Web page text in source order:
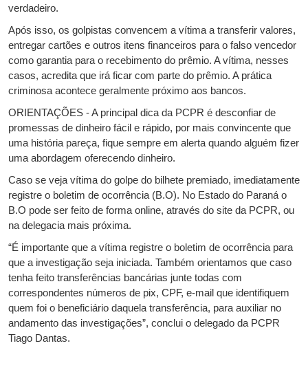
verdadeiro.
Após isso, os golpistas convencem a vítima a transferir valores,
entregar cartões e outros itens financeiros para o falso vencedor
como garantia para o recebimento do prêmio. A vítima, nesses
casos, acredita que irá ficar com parte do prêmio. A prática
criminosa acontece geralmente próximo aos bancos.
ORIENTAÇÕES - A principal dica da PCPR é desconfiar de
promessas de dinheiro fácil e rápido, por mais convincente que
uma história pareça, fique sempre em alerta quando alguém fizer
uma abordagem oferecendo dinheiro.
Caso se veja vítima do golpe do bilhete premiado, imediatamente
registre o boletim de ocorrência (B.O). No Estado do Paraná o
B.O pode ser feito de forma online, através do site da PCPR, ou
na delegacia mais próxima.
“É importante que a vítima registre o boletim de ocorrência para
que a investigação seja iniciada. Também orientamos que caso
tenha feito transferências bancárias junte todas com
correspondentes números de pix, CPF, e-mail que identifiquem
quem foi o beneficiário daquela transferência, para auxiliar no
andamento das investigações”, conclui o delegado da PCPR
Tiago Dantas.